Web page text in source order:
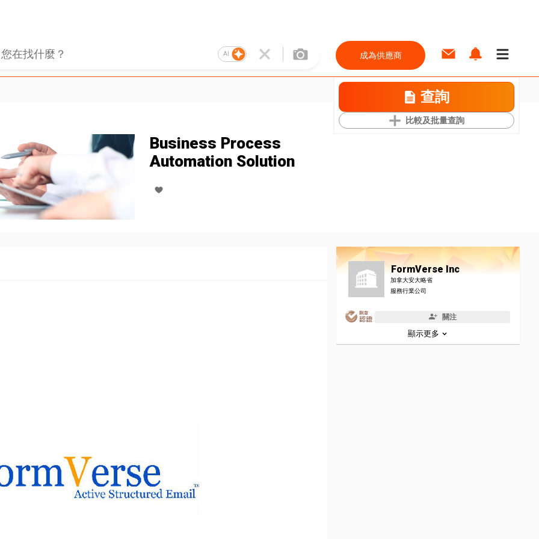
AI 成為供應商
查詢
比較及批量查詢
Business Process
Automation Solution
FormVerse Inc
加拿大安大略省
服務行業公司
關注
顯示更多